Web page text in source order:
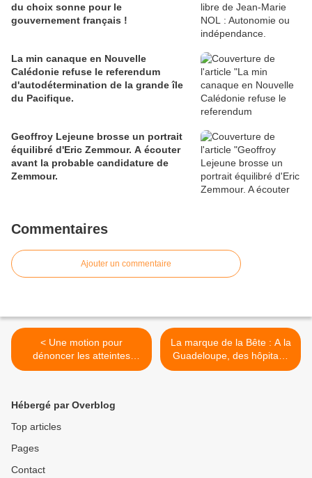
du choix sonne pour le
gouvernement français !
La min canaque en Nouvelle
Calédonie refuse le referendum
d'autodétermination de la grande île
du Pacifique.
Geoffroy Lejeune brosse un portrait
équilibré d'Eric Zemmour. A écouter
avant la probable candidature de
Zemmour.
Commentaires
Ajouter un commentaire
< Une motion pour
dénoncer les atteintes
physiques et morales
La marque de la Bête : A la
Guadeloupe, des hôpitaux
victimes de sabotage. >
Hébergé par Overblog
Top articles
Pages
Contact